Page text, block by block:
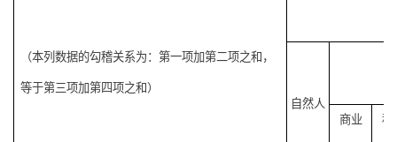
（本列数据的勾稽关系为：第一项加第二项之和，
等于第三项加第四项之和）
自然人
商业 科